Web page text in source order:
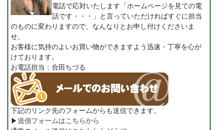
電話で応対いたします「ホームページを見ての電
話です・・・」と言っていただければすぐに担当
のものに変わりますので、なんなりとお申し付けくださいま
せ。
お客様に気持のよいお買い物ができますよう迅速・丁寧を心が
けております。
お電話担当：合田ちづる
下記のリンク先のフォームからも送信できます。
▶送信フォームはこちらから